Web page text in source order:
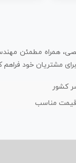
همراه مطمئن
مشتریان خود فراهم
کشور
مناسب